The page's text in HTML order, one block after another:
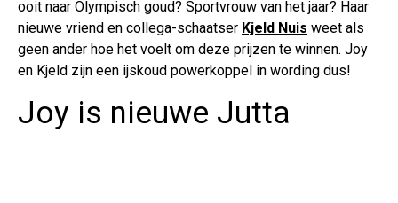
ooit naar Olympisch goud? Sportvrouw van het jaar? Haar
nieuwe vriend en collega-schaatser Kjeld Nuis weet als
geen ander hoe het voelt om deze prijzen te winnen. Joy
en Kjeld zijn een ijskoud powerkoppel in wording dus!
Joy is nieuwe Jutta